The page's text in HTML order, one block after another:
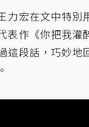
力宏在文中特別
表作《你把我
這段話，巧妙地